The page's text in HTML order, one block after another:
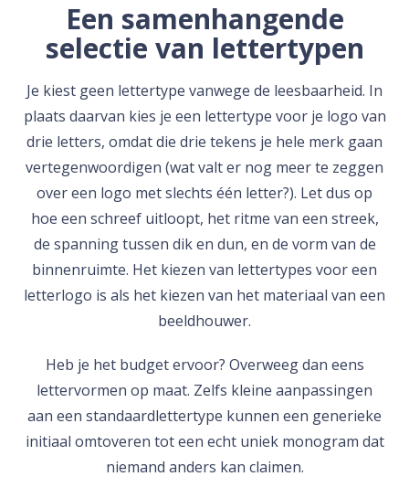
Een samenhangende
selectie van lettertypen
Je kiest geen lettertype vanwege de leesbaarheid. In
plaats daarvan kies je een lettertype voor je logo van
drie letters, omdat die drie tekens je hele merk gaan
vertegenwoordigen (wat valt er nog meer te zeggen
over een logo met slechts één letter?). Let dus op
hoe een schreef uitloopt, het ritme van een streek,
de spanning tussen dik en dun, en de vorm van de
binnenruimte. Het kiezen van lettertypes voor een
letterlogo is als het kiezen van het materiaal van een
beeldhouwer.
Heb je het budget ervoor? Overweeg dan eens
lettervormen op maat. Zelfs kleine aanpassingen
aan een standaardlettertype kunnen een generieke
initiaal omtoveren tot een echt uniek monogram dat
niemand anders kan claimen.